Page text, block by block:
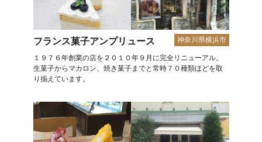
フランス菓子アンプリュース 神奈川県横浜市
１９７６年創業の店を２０１０年９月に完全リニューアル。
生菓子からマカロン、焼き菓子までと常時７０種類ほどを取
り揃えています。